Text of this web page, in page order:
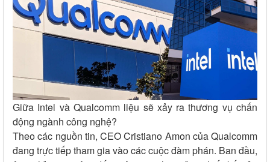
Giữa Intel và Qualcomm liệu sẽ xảy ra thương vụ chấn
động ngành công nghệ?
Theo các nguồn tin, CEO Cristiano Amon của Qualcomm
đang trực tiếp tham gia vào các cuộc đàm phán. Ban đầu,